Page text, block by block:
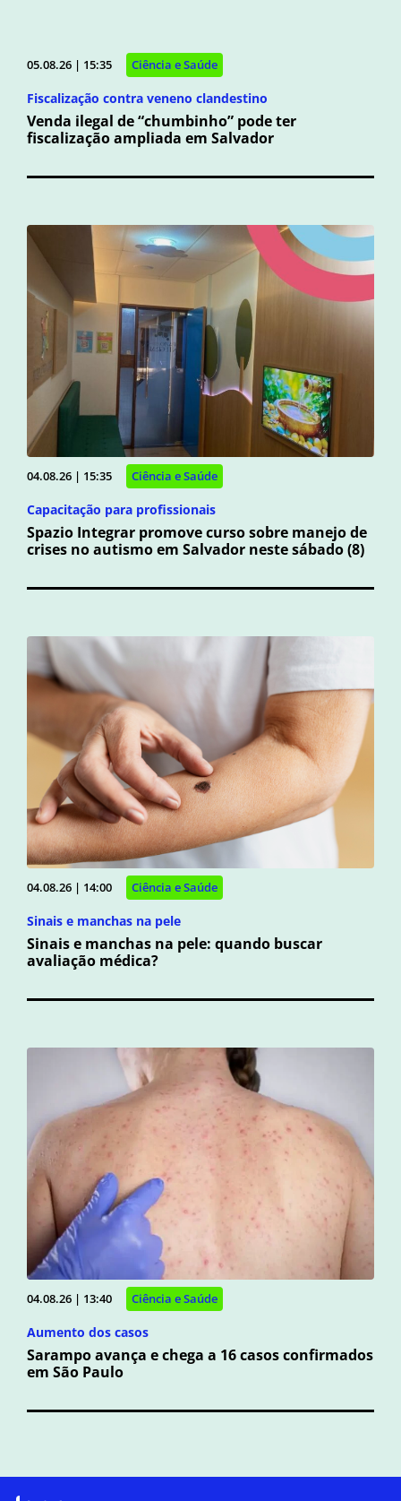
05.08.26 | 15:35 Ciência e Saúde
Fiscalização contra veneno clandestino
Venda ilegal de “chumbinho” pode ter
fiscalização ampliada em Salvador
04.08.26 | 15:35 Ciência e Saúde
Capacitação para profissionais
Spazio Integrar promove curso sobre manejo de
crises no autismo em Salvador neste sábado (8)
04.08.26 | 14:00 Ciência e Saúde
Sinais e manchas na pele
Sinais e manchas na pele: quando buscar
avaliação médica?
04.08.26 | 13:40 Ciência e Saúde
Aumento dos casos
Sarampo avança e chega a 16 casos confirmados
em São Paulo